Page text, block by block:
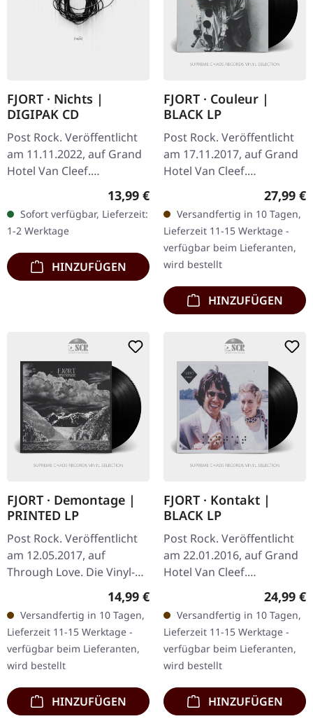
FJORT · Nichts |
DIGIPAK CD
Post Rock. Veröffentlicht
am 11.11.2022, auf Grand
Hotel Van Cleef.
Digisleeve. 1 NICHTS 2
SFSPC 3 SALZ 4 FEIVEL 5
SCHROT 6 KOLT 7 WASSER
8 BONHEUR 9…
Regulärer Preis:
13,99 €
Sofort verfügbar, Lieferzeit:
1-2 Werktage
HINZUFÜGEN
FJORT · Couleur |
BLACK LP
Post Rock. Veröffentlicht
am 17.11.2017, auf Grand
Hotel Van Cleef.
Standard-Cover mit
Booklet. Fjort liefern mit
„Couleur" ein…
27,99 €
Versandfertig in 10 Tagen,
Lieferzeit 11-15 Werktage -
verfügbar beim Lieferanten,
wird bestellt
HINZUFÜGEN
FJORT · Demontage |
PRINTED LP
Post Rock. Veröffentlicht
am 12.05.2017, auf
Through Love. Die Vinyl-
Farbe kann abweichen.
Transparentes Vinyl mit
Siebduck auf einer Seite.
Fjort…
Regulärer Preis:
14,99 €
Versandfertig in 10 Tagen,
Lieferzeit 11-15 Werktage -
verfügbar beim Lieferanten,
wird bestellt
HINZUFÜGEN
FJORT · Kontakt |
BLACK LP
Post Rock. Veröffentlicht
am 22.01.2016, auf Grand
Hotel Van Cleef.
Schwarzes Vinyl. Die
deutsche Post-Rock-
Formation Fjort liefert mit
"Kontakt"…
24,99 €
Versandfertig in 10 Tagen,
Lieferzeit 11-15 Werktage -
verfügbar beim Lieferanten,
wird bestellt
HINZUFÜGEN